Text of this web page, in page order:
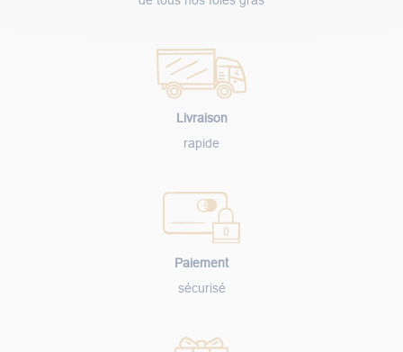
Livraison
rapide
Paiement
sécurisé